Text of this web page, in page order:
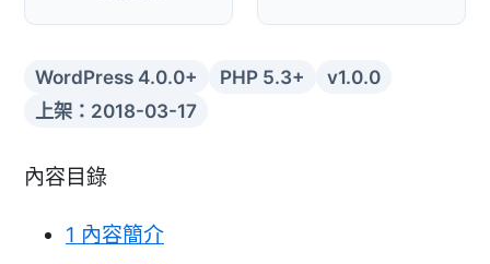
WordPress 4.0.0+ PHP 5.3+
v1.0.0
上架：2018-03-17
內容目錄
1 內容簡介